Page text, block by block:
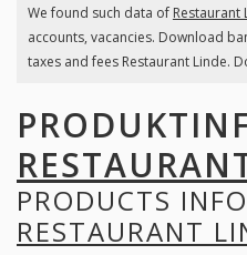
We found such data of Restaurant
accounts, vacancies. Download
taxes and fees Restaurant Linde.
PRODUCTS
RESTAURANT